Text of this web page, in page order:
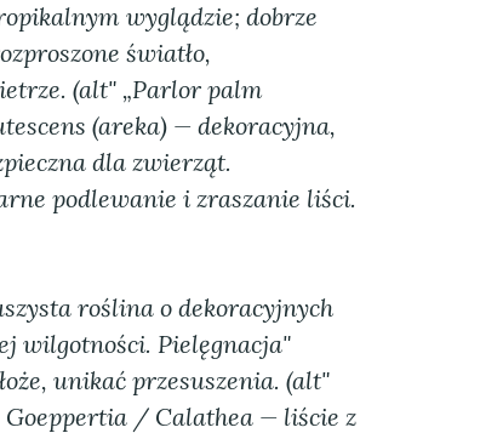
wyglądzie; dobrze
światło,
(alt" „Parlor palm
(areka) — dekoracyjna,
dla zwierząt.
podlewanie i zraszanie liści.
roślina o dekoracyjnych
wilgotności. Pielęgnacja"
unikać przesuszenia. (alt"
Goeppertia / Calathea — liście z